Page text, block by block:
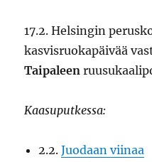
17.2. Helsingin
kasvisruokapäivää
Taipaleen
Kaasuputkessa:
2.2.Juodaan viinaa